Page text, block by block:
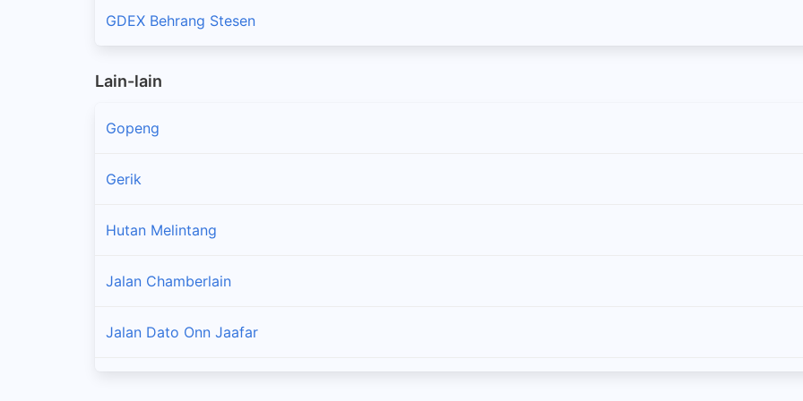
GDEX Behrang Stesen
Lain-lain
Gopeng
Gerik
Hutan Melintang
Jalan Chamberlain
Jalan Dato Onn Jaafar